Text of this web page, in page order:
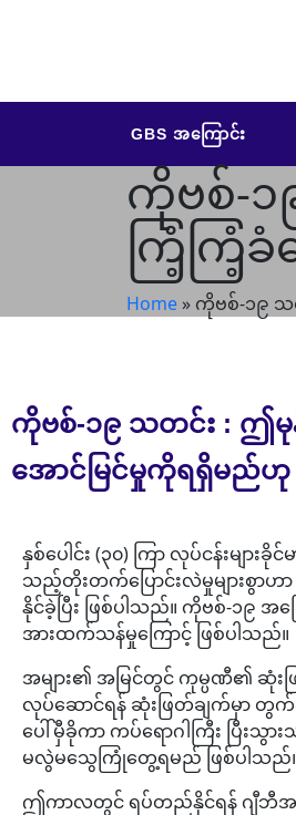
GBS အကြောင်း
ကိုဗစ်-
ကြံ့ကြံ့
Home » ကိုဗစ်-၁၉ သ
ကိုဗစ်-၁၉ သတင်း : ဤမု
အောင်မြင်မှုကိုရရှိမည်
နှစ်ပေါင်း (၃၀) ကြာ လုပ်ငန်းမျာ
သည့်တိုးတက်ပြောင်းလဲမှုများစွာ
နိုင်ခဲ့ပြီး ဖြစ်ပါသည်။ ကိုဗစ်-၁၉
အားထက်သန်မှုကြောင့် ဖြစ်ပါသည်။
အများ၏ အမြင်တွင် ကုမ္ပဏီ၏ ဆုံ
လုပ်ဆောင်ရန် ဆုံးဖြတ်ချက်မှာ တွက်ခ
ပေါ်မှီခိုကာ ကပ်ရောဂါကြီး ပြီး
မလွဲမသွေကြုံတွေ့ရမည် ဖြစ်ပါသည်
ဤကာလတွင် ရပ်တည်နိုင်ရန် ဂျီဘီအ